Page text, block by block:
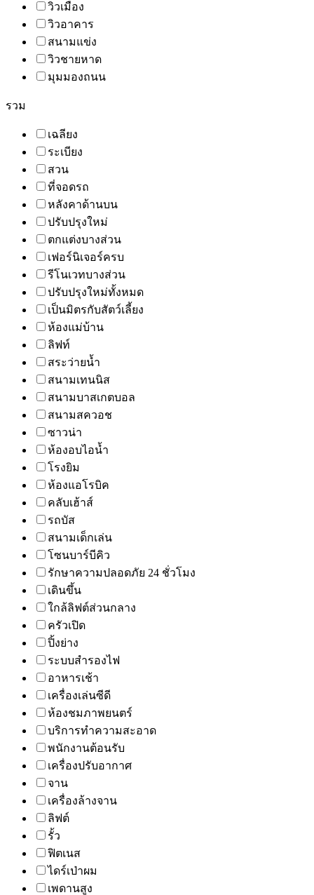
วิวเมือง
วิวอาคาร
สนามแข่ง
วิวชายหาด
มุมมองถนน
รวม
เฉลียง
ระเบียง
สวน
ที่จอดรถ
หลังคาด้านบน
ปรับปรุงใหม่
ตกแต่งบางส่วน
เฟอร์นิเจอร์ครบ
รีโนเวทบางส่วน
ปรับปรุงใหม่ทั้งหมด
เป็นมิตรกับสัตว์เลี้ยง
ห้องแม่บ้าน
ลิฟท์
สระว่ายน้ำ
สนามเทนนิส
สนามบาสเกตบอล
สนามสควอช
ซาวน่า
ห้องอบไอน้ำ
โรงยิม
ห้องแอโรบิค
คลับเฮ้าส์
รถบัส
สนามเด็กเล่น
โซนบาร์บีคิว
รักษาความปลอดภัย 24 ชั่วโมง
เดินขึ้น
ใกล้ลิฟต์ส่วนกลาง
ครัวเปิด
ปิ้งย่าง
ระบบสำรองไฟ
อาหารเช้า
เครื่องเล่นซีดี
ห้องชมภาพยนตร์
บริการทำความสะอาด
พนักงานต้อนรับ
เครื่องปรับอากาศ
จาน
เครื่องล้างจาน
ลิฟต์
รั้ว
ฟิตเนส
ไดร์เป่าผม
เพดานสูง